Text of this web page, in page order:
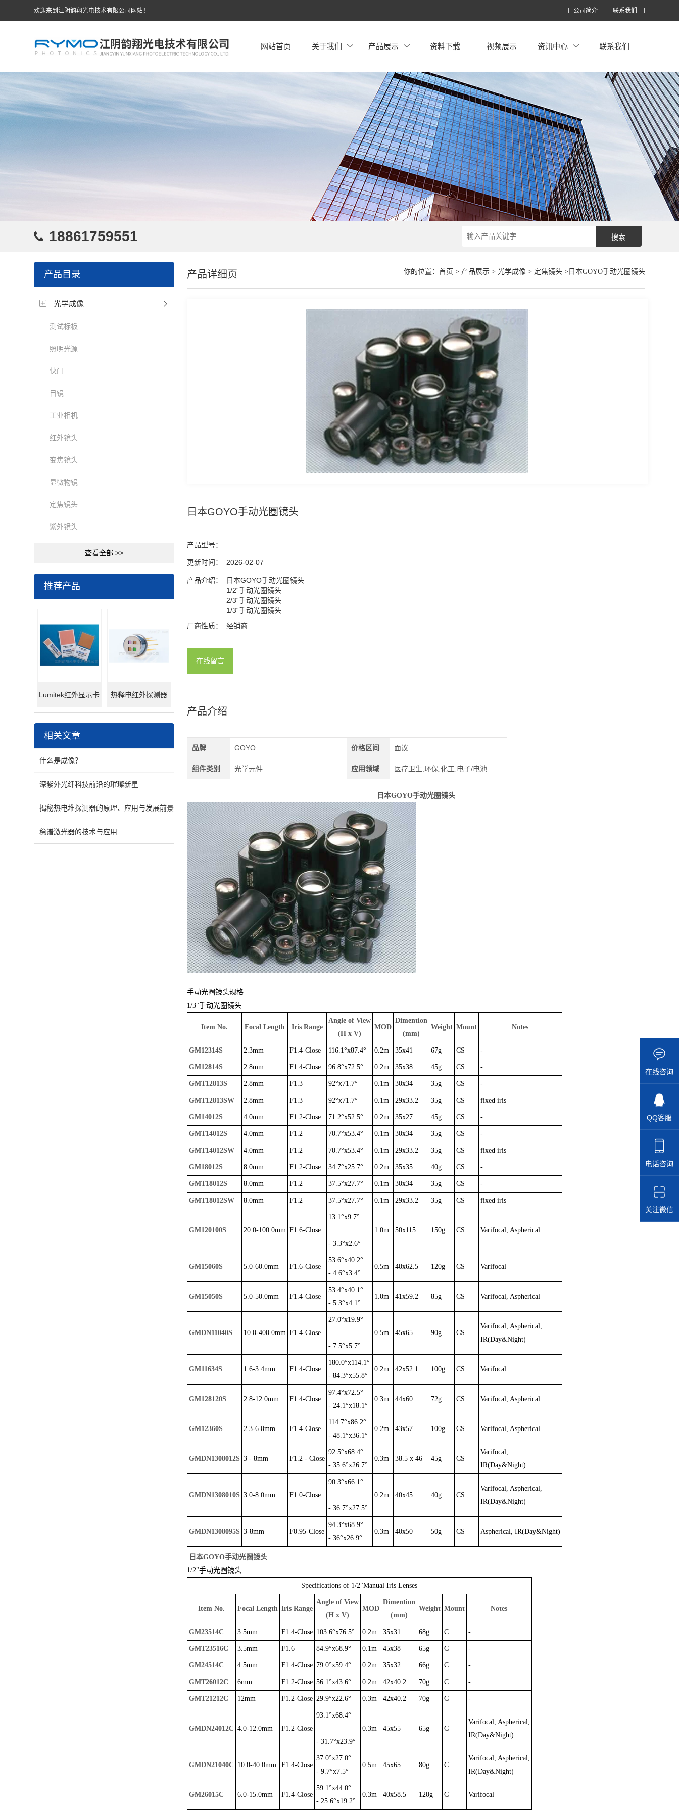
欢迎来到江阴韵翔光电技术有限公司网站！ 公司简介 联系我们
网站首页 关于我们 产品展示 资料下载 视频展示 资讯中心 联系我们
18861759551
产品目录
光学成像
测试标板
照明光源
快门
目镜
工业相机
红外镜头
变焦镜头
显微物镜
定焦镜头
紫外镜头
查看全部 >>
推荐产品
Lumitek红外显示卡 热释电红外探测器
相关文章
什么是成像？
深紫外光纤科技前沿的璀璨新星
揭秘热电堆探测器的原理、应用与发展前景
稳谱激光器的技术与应用
你的位置： 首页 > 产品展示> 光学成像 > 定焦镜头>日本GOYO手动光圈镜头
产品详细页
日本GOYO手动光圈镜头
产品型号：
更新时间： 2026-02-07
产品介绍：
日本GOYO手动光圈镜头
1/2“手动光圈镜头
2/3“手动光圈镜头
1/3“手动光圈镜头
厂商性质：
经销商
在线留言
产品介绍
品牌 GOYO 价格区间 面议
组件类别 光学元件 应用领域 医疗卫生,环保,化工,电子/电池
日本GOYO手动光圈镜头
手动光圈镜头规格
1/3"手动光圈镜头
Item No. Focal Length Iris Range
Angle of View
(H x V)
MOD
Dimention
(mm)
Weight Mount Notes
GM12314S 2.3mm F1.4-Close 116.1°x87.4° 0.2m 35x41 67g CS -
GM12814S 2.8mm F1.4-Close 96.8°x72.5° 0.2m 35x38 45g CS -
GMT12813S 2.8mm F1.3 92°x71.7° 0.1m 30x34 35g CS -
GMT12813SW 2.8mm F1.3 92°x71.7° 0.1m 29x33.2 35g CS fixed iris
GM14012S 4.0mm F1.2-Close 71.2°x52.5° 0.2m 35x27 45g CS -
GMT14012S 4.0mm F1.2 70.7°x53.4° 0.1m 30x34 35g CS -
GMT14012SW 4.0mm F1.2 70.7°x53.4° 0.1m 29x33.2 35g CS fixed iris
GM18012S 8.0mm F1.2-Close 34.7°x25.7° 0.2m 35x35 40g CS -
GMT18012S 8.0mm F1.2 37.5°x27.7° 0.1m 30x34 35g CS -
GMT18012SW 8.0mm F1.2 37.5°x27.7° 0.1m 29x33.2 35g CS fixed iris
GM120100S 20.0-100.0mm F1.6-Close
13.1°x9.7°
- 3.3°x2.6°
1.0m 50x115 150g CS Varifocal, Aspherical
GM15060S 5.0-60.0mm F1.6-Close
53.6°x40.2°
- 4.6°x3.4°
0.5m 40x62.5 120g CS Varifocal
GM15050S 5.0-50.0mm F1.4-Close
53.4°x40.1°
- 5.3°x4.1°
1.0m 41x59.2 85g CS Varifocal, Aspherical
GMDN11040S 10.0-400.0mm F1.4-Close
27.0°x19.9°
- 7.5°x5.7°
0.5m 45x65 90g CS
Varifocal, Aspherical,
IR(Day&Night)
GM11634S 1.6-3.4mm F1.4-Close
180.0°x114.1°
- 84.3°x55.8°
0.2m 42x52.1 100g CS Varifocal
GM128120S 2.8-12.0mm F1.4-Close
97.4°x72.5°
- 24.1°x18.1°
0.3m 44x60 72g CS Varifocal, Aspherical
GM12360S 2.3-6.0mm F1.4-Close
114.7°x86.2°
- 48.1°x36.1°
0.2m 43x57 100g CS Varifocal, Aspherical
GMDN1308012S 3 - 8mm F1.2 - Close
92.5°x68.4°
- 35.6°x26.7°
0.3m 38.5 x 46 45g CS
Varifocal,
IR(Day&Night)
GMDN1308010S 3.0-8.0mm F1.0-Close
90.3°x66.1°
- 36.7°x27.5°
0.2m 40x45 40g CS
Varifocal, Aspherical,
IR(Day&Night)
GMDN1308095S 3-8mm F0.95-Close
94.3°x68.9°
- 36°x26.9°
0.3m 40x50 50g CS Aspherical, IR(Day&Night)
日本GOYO手动光圈镜头
1/2"手动光圈镜头
Specifications of 1/2"Manual Iris Lenses
Item No. Focal Length Iris Range
Angle of View
(H x V)
MOD
Dimention
(mm)
Weight Mount Notes
GM23514C 3.5mm F1.4-Close 103.6°x76.5° 0.2m 35x31 68g C -
GMT23516C 3.5mm F1.6 84.9°x68.9° 0.1m 45x38 65g C -
GM24514C 4.5mm F1.4-Close 79.0°x59.4° 0.2m 35x32 66g C -
GMT26012C 6mm F1.2-Close 56.1°x43.6° 0.2m 42x40.2 70g C -
GMT21212C 12mm F1.2-Close 29.9°x22.6° 0.3m 42x40.2 70g C -
GMDN24012C 4.0-12.0mm F1.2-Close
93.1°x68.4°
- 31.7°x23.9°
0.3m 45x55 65g C
Varifocal, Aspherical,
IR(Day&Night)
GMDN21040C 10.0-40.0mm F1.4-Close
37.0°x27.0°
- 9.7°x7.5°
0.5m 45x65 80g C
Varifocal, Aspherical,
IR(Day&Night)
GM26015C 6.0-15.0mm F1.4-Close
59.1°x44.0°
- 25.6°x19.2°
0.3m 40x58.5 120g C Varifocal
在线咨询
QQ客服
电话咨询
关注微信